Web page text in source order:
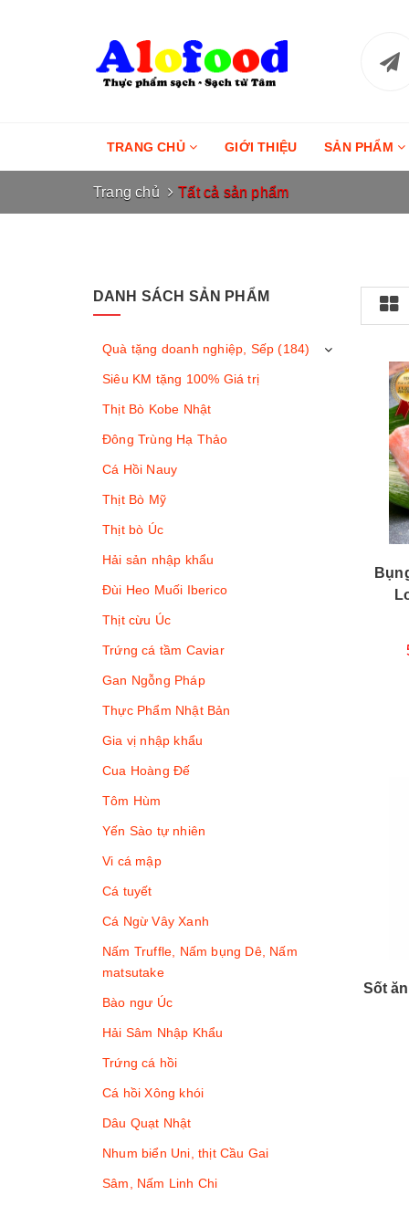
TRANG CHỦ GIỚI THIỆU SẢN PHẨM
Trang chủ Tất cả sản phẩm
Sốt
DANH SÁCH SẢN PHẨM
Quà tặng doanh nghiệp, Sếp (184)
Siêu KM tặng 100% Giá trị
Thịt Bò Kobe Nhật
Đông Trùng Hạ Thảo
Cá Hồi Nauy
Thịt Bò Mỹ
Thịt bò Úc
Hải sản nhập khẩu
Đùi Heo Muối Iberico
Thịt cừu Úc
Trứng cá tầm Caviar
Gan Ngỗng Pháp
Thực Phẩm Nhật Bản
Gia vị nhập khẩu
Cua Hoàng Đế
Tôm Hùm
Yến Sào tự nhiên
Vi cá mập
Cá tuyết
Cá Ngừ Vây Xanh
Nấm Truffle, Nấm bụng Dê, Nấm
matsutake
Bào ngư Úc
Hải Sâm Nhập Khẩu
Trứng cá hồi
Cá hồi Xông khói
Dâu Quạt Nhật
Nhum biển Uni, thịt Cầu Gai
Sâm, Nấm Linh Chi